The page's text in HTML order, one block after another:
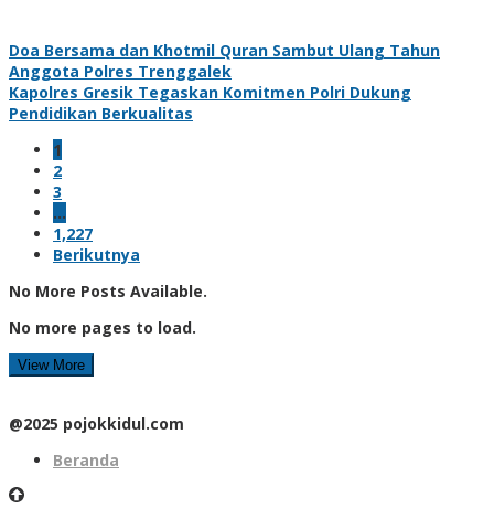
Doa Bersama dan Khotmil Quran Sambut Ulang Tahun
Anggota Polres Trenggalek
Kapolres Gresik Tegaskan Komitmen Polri Dukung
Pendidikan Berkualitas
1
2
3
…
1,227
Berikutnya
No More Posts Available.
No more pages to load.
View More
@2025 pojokkidul.com
Beranda